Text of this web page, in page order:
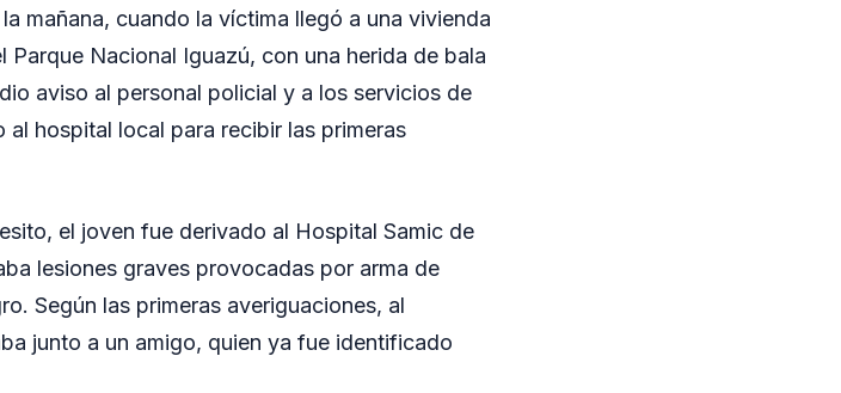
mañana, cuando la víctima llegó a una vivienda
Nacional Iguazú, con una herida de bala
aviso al personal policial y a los servicios de
hospital local para recibir las primeras
el joven fue derivado al Hospital Samic de
lesiones graves provocadas por arma de
Según las primeras averiguaciones, al
junto a un amigo, quien ya fue identificado